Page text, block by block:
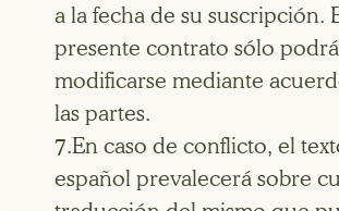
a la fecha de su suscripción.
presente contrato sólo podrá
modificarse mediante
las partes.
7.En caso de conflicto, el
español prevalecerá sobre